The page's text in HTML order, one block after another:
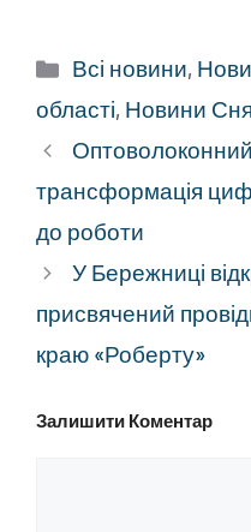
Категорії
Всі новини,
області, Новини
трансформація
до роботи
У Бережниці
присвячений
краю «Роберту»
Залишити Коментар